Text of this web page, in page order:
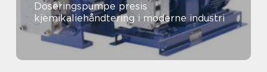
Doseringspumpe presis
kjemikaliehåndtering i moderne industri